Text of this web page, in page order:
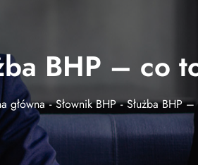
BHP – co
główna Słownik BHP Służba BHP